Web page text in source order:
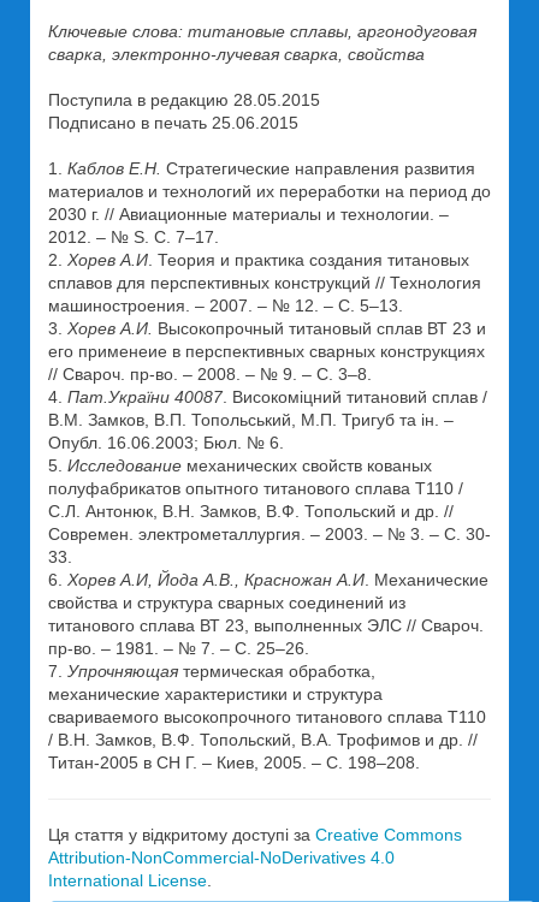
Ключевые слова: титановые сплавы, аргонодуговая
сварка, электронно-лучевая сварка, свойства
Поступила в редакцию 28.05.2015
Подписано в печать 25.06.2015
1. Каблов Е.Н. Стратегические направления развития
материалов и технологий их переработки на период до
2030 г. // Авиационные материалы и технологии. –
2012. – № S. С. 7–17.
2. Хорев А.И . Теория и практика создания титановых
сплавов для перспективных конструкций // Технология
машиностроения. – 2007. – № 12. – С. 5–13.
3. Хорев А.И. Высокопрочный титановый сплав ВТ 23 и
его применеие в перспективных сварных конструкциях
// Свароч. пр-во. – 2008. – № 9. – С. 3–8.
4. Пат.України 40087 . Високоміцний титановий сплав /
В.М. Замков, В.П. Топольський, М.П. Тригуб та ін. –
Опубл. 16.06.2003; Бюл. № 6.
5. Исследование механических свойств кованых
полуфабрикатов опытного титанового сплава Т110 /
С.Л. Антонюк, В.Н. Замков, В.Ф. Топольский и др. //
Современ. электрометаллургия. – 2003. – № 3. – С. 30-
33.
6. Хорев А.И, Йода А.В., Красножан А.И . Механические
свойства и структура сварных соединений из
титанового сплава ВТ 23, выполненных ЭЛС // Свароч.
пр-во. – 1981. – № 7. – С. 25–26.
7. Упрочняющая термическая обработка,
механические характеристики и структура
свариваемого высокопрочного титанового сплава Т110
/ В.Н. Замков, В.Ф. Топольский, В.А. Трофимов и др. //
Титан-2005 в СН Г. – Киев, 2005. – С. 198–208.
Ця стаття у відкритому доступі за Creative Commons
Attribution-NonCommercial-NoDerivatives 4.0
International License